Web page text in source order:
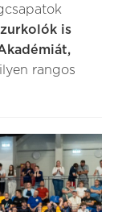
is
rangos